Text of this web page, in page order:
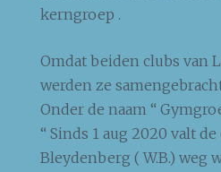
kerngroep .
Omdat beiden clubs van
werden ze
Onder de naam “
“ Sinds 1 aug 2020 valt
Bleydenberg ( W.B.) weg